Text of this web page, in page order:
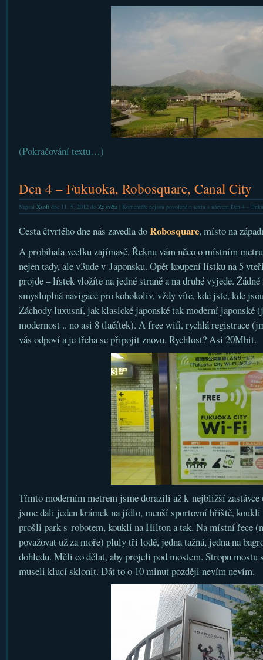
(Pokračování textu…)
Den 4 – Fukuoka, Robosquare, Canal City
Napsal Xsoftdne 11. 5. 2012 do Ze světa| Komentáře nejsou povolenéu textu s názvem Den 4 –
Cesta čtvrtého dne nás zavedla doRobosquare, místo na
A probíhala vcelku zajímavě. Řeknu vám něco o místním
nejen tady, ale v3ude v Japonsku. Opět koupení lístku na 5
projde – lístek vložíte na jedné straně a na druhé vyjede.
smysluplná navigace pro kohokoliv, vždy víte, kde jste, kde
Záchody luxusní, jak klasické japonské tak moderní japonské
modernost .. no asi 8 tlačítek). A free wifi, rychlá registrace
vás odpoví a je třeba se připojit znovu. Rychlost? Asi 20Mbit.
Tímto moderním metrem jsme dorazili až k nejbližší zastávce
jsme dali jeden krámek na jídlo, menší sportovní hřiště,
prošli park s robotem, koukli na Hilton a tak. Na místní řece
považovat už za moře) pluly tři lodě, jedna tažná, jedna na
dohledu. Měli co dělat, aby projeli pod mostem. Stropu mostu
museli klucí sklonit. Dát to o 10 minut později nevím nevím.